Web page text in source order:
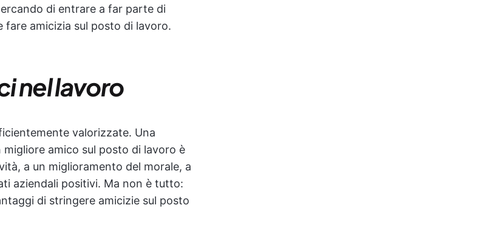
di entrare a far parte di
fare amicizia sul posto di lavoro.
nel lavoro
valorizzate. Una
amico sul posto di lavoro è
a un miglioramento del morale, a
aziendali positivi. Ma non è tutto:
di stringere amicizie sul posto